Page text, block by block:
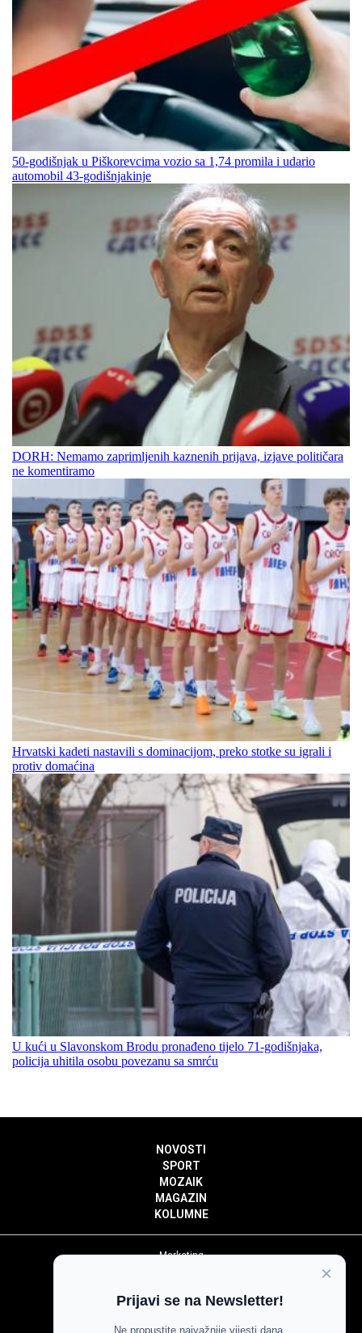
50-godišnjak u Piškorevcima vozio sa 1,74 promila i udario
automobil 43-godišnjakinje
DORH: Nemamo zaprimljenih kaznenih prijava, izjave političara
ne komentiramo
Hrvatski kadeti nastavili s dominacijom, preko stotke su igrali i
protiv domaćina
U kući u Slavonskom Brodu pronađeno tijelo 71-godišnjaka,
policija uhitila osobu povezanu sa smrću
NOVOSTI
SPORT
MOZAIK
MAGAZIN
KOLUMNE
Marketing
Impressum
×
Prijavi se na Newsletter!
Ne propustite najvažnije vijesti dana.